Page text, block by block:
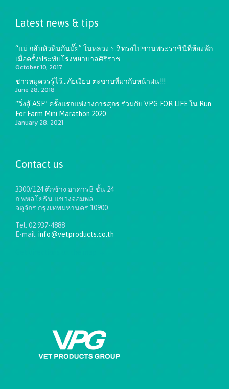
Latest news & tips
“แม่ กลับหัวหินกันมั๊ย” ในหลวง ร.9 ทรงไปชวนพระราชินีที่ห้องพัก
เมื่อครั้งประทับโรงพยาบาลศิริราช
October 10, 2017
ชาวหมูควรรู้ไว้…ภัยเงียบ ตะขาบที่มากับหน้าฝน!!!
June 28, 2018
“วิ่งสู้ ASF” ครั้งแรกแห่งวงการสุกร ร่วมกับ VPG FOR LIFE ใน Run
For Farm Mini Marathon 2020
January 28, 2021
Contact us
3300/124 ตึกช้าง อาคารB ชั้น 24
ถ.พหลโยธิน แขวงจอมพล
จตุจักร กรุงเทพมหานคร 10900
Tel: 02 937-4888
E-mail: info@vetproducts.co.th